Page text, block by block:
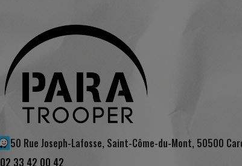
50 Rue Joseph-Lafosse, Saint-Côme-du-Mont, 50500
02 33 42 00 42